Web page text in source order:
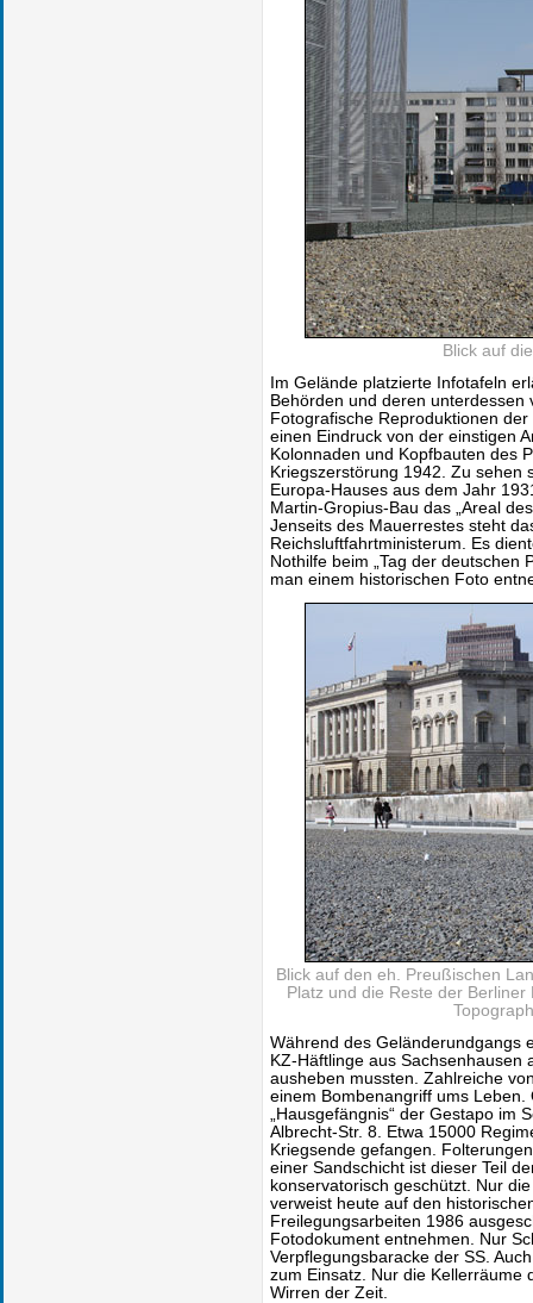
Blick auf
Im Gelände platzierte Infotafeln
Behörden und deren unterdessen
Fotografische Reproduktionen
einen Eindruck von der einstigen
Kolonnaden und Kopfbauten des
Kriegszerstörung 1942. Zu sehen
Europa-Hauses aus dem Jahr
Martin-Gropius-Bau das „Areal
Jenseits des Mauerrestes steht
Reichsluftfahrtministerum. Es
Nothilfe beim „Tag der deutschen
man einem historischen Foto
Blick auf den eh. Preußischen
Platz und die Reste der
Während des Geländerundgangs
KZ-Häftlinge aus
ausheben mussten. Zahlreiche
einem Bombenangriff ums
„Hausgefängnis“ der Gestapo im
Albrecht-Str. 8. Etwa 15000
Kriegsende gefangen.
einer Sandschicht ist dieser Teil
konservatorisch geschützt. Nur
verweist heute auf den
Freilegungsarbeiten 1986
Fotodokument entnehmen. Nur
Verpflegungsbaracke der SS.
zum Einsatz. Nur die Kellerräume
Wirren der Zeit.